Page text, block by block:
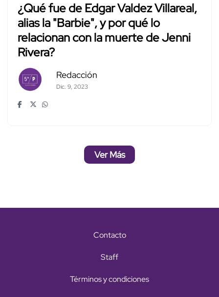
¿Qué fue de Edgar Valdez Villareal,
alias la "Barbie", y por qué lo
relacionan con la muerte de Jenni
Rivera?
Redacción
Dic. 9, 2023
Ver Más
Contacto
Staff
Términos y condiciones